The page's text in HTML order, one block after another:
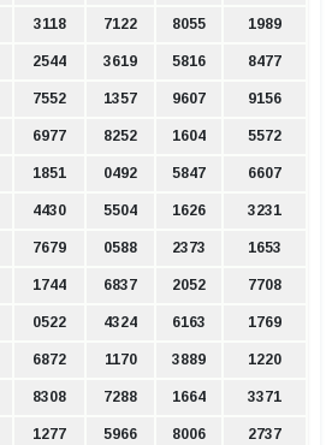
3118 7122 8055 1989
2544 3619 5816 8477
7552 1357 9607 9156
6977 8252 1604 5572
1851 0492 5847 6607
4430 5504 1626 3231
7679 0588 2373 1653
1744 6837 2052 7708
0522 4324 6163 1769
6872 1170 3889 1220
8308 7288 1664 3371
1277 5966 8006 2737